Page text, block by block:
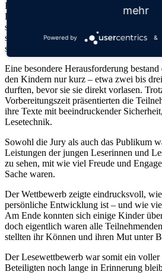
Im Vorfeld des Wettbewerbs wurden in
Leserinnen und Leser ausgewählt. Jede
stärksten Teilnehmerinnen und
schließlich alle Standorte der Schule
sorgte für eine besonders spannende und
Eine besondere Herausforderung
den Kindern nur kurz – etwa zwei bis
durften, bevor sie sie direkt vorlasen.
Vorbereitungszeit präsentierten die
ihre Texte mit beeindruckender
Lesetechnik.
Sowohl die Jury als auch das Publikum
Leistungen der jungen Leserinnen und
zu sehen, mit wie viel Freude und
Sache waren.
Der Wettbewerb zeigte eindrucksvoll,
persönliche Entwicklung ist – und wie
Am Ende konnten sich einige Kinder
doch eigentlich waren alle
stellten ihr Können und ihren Mut unter
Der Lesewettbewerb war somit ein
Beteiligten noch lange in Erinnerung
mehr
Powered by &